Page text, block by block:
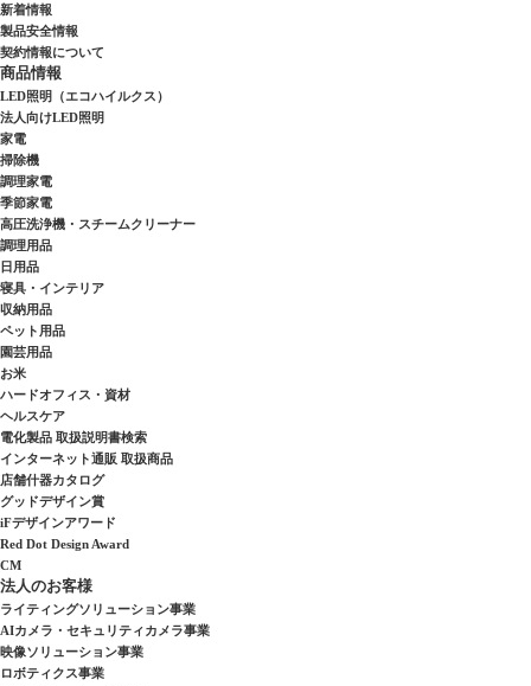
新着情報
製品安全情報
契約情報について
商品情報
LED照明（エコハイルクス）
法人向けLED照明
家電
掃除機
調理家電
季節家電
高圧洗浄機・スチームクリーナー
調理用品
日用品
寝具・インテリア
収納用品
ペット用品
園芸用品
お米
ハードオフィス・資材
ヘルスケア
電化製品 取扱説明書検索
インターネット通販 取扱商品
店舗什器カタログ
グッドデザイン賞
iFデザインアワード
Red Dot Design Award
CM
法人のお客様
ライティングソリューション事業
AIカメラ・セキュリティカメラ事業
映像ソリューション事業
ロボティクス事業